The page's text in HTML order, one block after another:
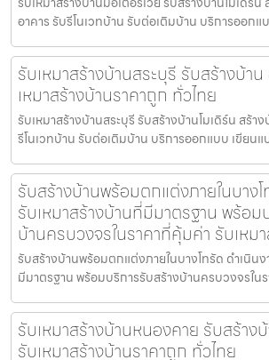
อาคาร รับรีโนเวทบ้าน รับต่อเติมบ้าน บริการออกแ
รับเหมาสร้างบ้านสระบุรี รับสร้างบ้า
เหมาสร้างบ้านราคาถูก ทั่วไทย
รับเหมาสร้างบ้านสระบุรี รับสร้างบ้านโมเดิร์น สร้า
รีโนเวทบ้าน รับต่อเติมบ้าน บริการออกแบบ เขียนแ
รับสร้างบ้านพร้อมตกแต่งภายในบาง
รับเหมาสร้างบ้านที่มีมาตรฐาน พร้อม
บ้านครบวงจรในราคาที่คุ้มค่า รับเหม
รับสร้างบ้านพร้อมตกแต่งภายในบางโทรัด ดำเนิน
มีมาตรฐาน พร้อมบริการรับสร้างบ้านครบวงจรใน
รับเหมาสร้างบ้านหนองคาย รับสร้า
รับเหมาสร้างบ้านราคาถูก ทั่วไทย